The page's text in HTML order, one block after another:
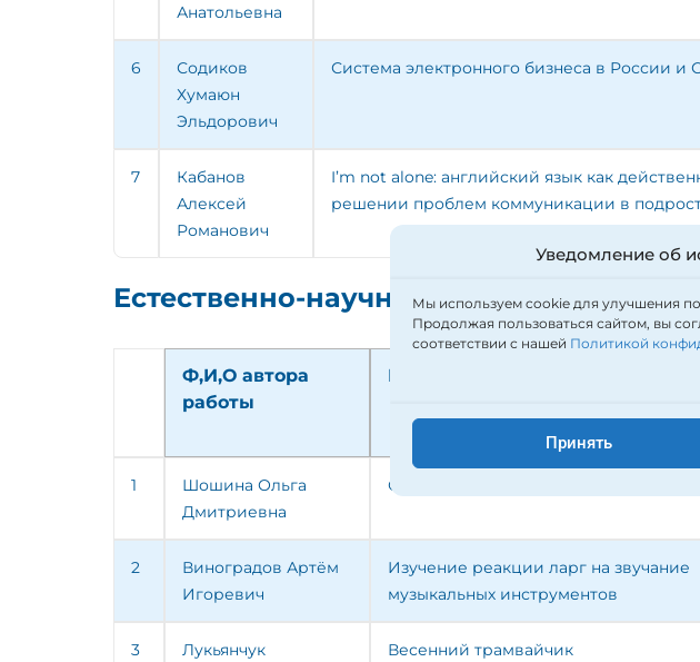
Уведомление об
Мы используем cookie для улучшения
Продолжая пользоваться сайтом, вы
соответствии с нашей Политикой
Принять
Анатольевна
6
Содиков
Хумаюн
Эльдорович
Система электронного бизнеса в России и
7
Кабанов
Алексей
Романович
I’m not alone: английский язык как
решении проблем коммуникации в
Естественно-научное направление
Ф,И,О автора
работы
Название исследовательской
1
Шошина Ольга
Дмитриевна
Свойства воды
2
Виноградов Артём
Игоревич
Изучение реакции ларг на звучание
музыкальных инструментов
3
Лукьянчук
Весенний трамвайчик